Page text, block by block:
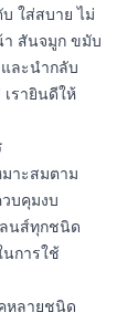
ใส่สบาย ไม่
า สันจมูก ขมับ
ละนำกลับ
เรายินดีให้
าะสมตาม
บคุมงบ
นส์ทุกชนิด
นการใช้
หลายชนิด